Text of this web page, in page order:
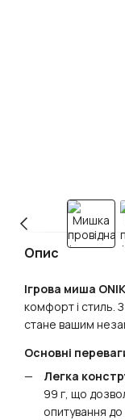
Опис
Ігрова миша
комфорт і стиль.
стане вашим
Основні
Легка
99 г, що
опитування